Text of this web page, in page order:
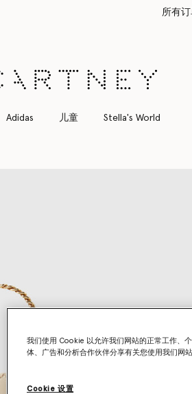
所有
Adidas 儿童 Stella's World
我们使用 Cookie 以允许我们网站的正常工作、
体、广告和分析合作伙伴分享有关您使用我们网站
Cookie 设置